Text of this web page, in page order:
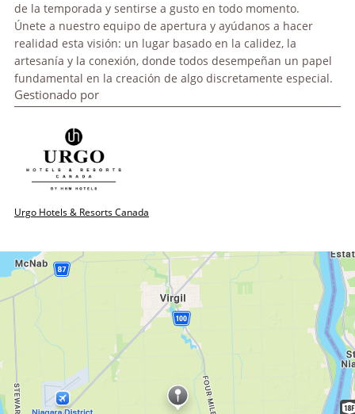
de la temporada y sentirse a gusto en todo momento.
Únete a nuestro equipo de apertura y ayúdanos a hacer
realidad esta visión: un lugar basado en la calidez, la
artesanía y la conexión, donde todos desempeñan un papel
fundamental en la creación de algo discretamente especial.
Gestionado por
Urgo Hotels & Resorts Canada